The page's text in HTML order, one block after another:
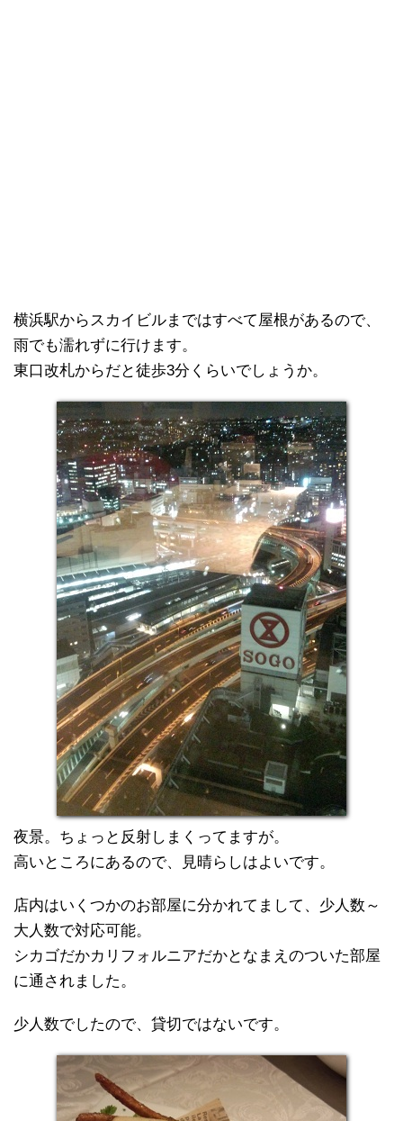
横浜駅からスカイビルまではすべて屋根があるので、
雨でも濡れずに行けます。
東口改札からだと徒歩3分くらいでしょうか。
夜景。ちょっと反射しまくってますが。
高いところにあるので、見晴らしはよいです。
店内はいくつかのお部屋に分かれてまして、少人数～
大人数で対応可能。
シカゴだかカリフォルニアだかとなまえのついた部屋
に通されました。
少人数でしたので、貸切ではないです。